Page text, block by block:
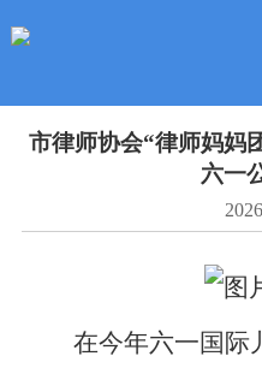
市律师协会“律师妈妈
六一
在今年六一国际